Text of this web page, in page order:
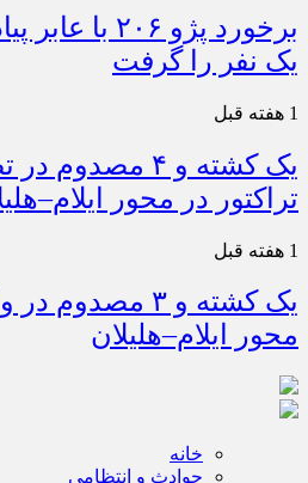
برخورد پژو
یک نفر را گرفت
1 هفته قبل
یک کشته و ۴
تراکتور در محور
1 هفته قبل
یک کشته و ۳
محور ایلام–هلیلان
خانه
حوادث و انتظامی